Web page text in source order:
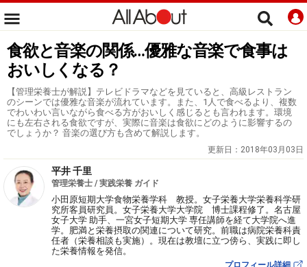
食欲と音楽の関係…優雅な音楽で食事は
おいしくなる？
【管理栄養士が解説】テレビドラマなどを見ていると、高級レストラン
のシーンでは優雅な音楽が流れています。また、1人で食べるより、複数
でわいわい言いながら食べる方がおいしく感じるとも言われます。環境
にも左右される食欲ですが、実際に音楽は食欲にどのように影響するの
でしょうか？ 音楽の選び方も含めて解説します。
更新日： 2018年03月03日
平井 千里
管理栄養士 / 実践栄養 ガイド
小田原短期大学食物栄養学科 教授。女子栄養大学栄養科学研
究所客員研究員。女子栄養大学大学院 博士課程修了。名古屋
女子大学 助手、一宮女子短期大学 専任講師を経て大学院へ進
学。肥満と栄養摂取の関連について研究。前職は病院栄養科責
任者（栄養相談も実施）。現在は教壇に立つ傍ら、実践に即し
た栄養情報を発信。
プロフィール詳細